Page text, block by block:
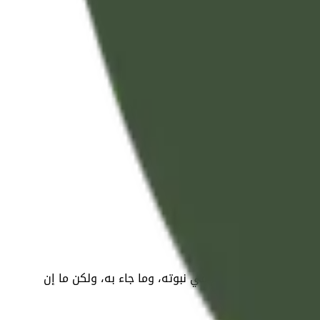
صلى الله عليه وسلم في نبوته، وما جاء به، ولكن ما إن